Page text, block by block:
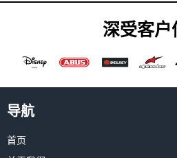
深受客户
导航
首页